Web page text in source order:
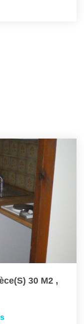
30 M2 ,